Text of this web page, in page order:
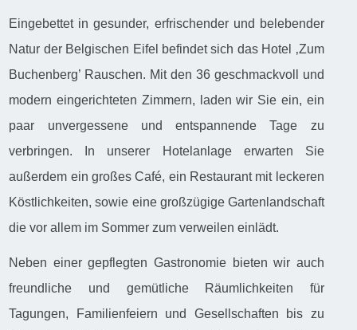
Eingebettet in gesunder, erfrischender und belebender
Natur der Belgischen Eifel befindet sich das Hotel ‚Zum
Buchenberg’ Rauschen. Mit den 36 geschmackvoll und
modern eingerichteten Zimmern, laden wir Sie ein, ein
paar unvergessene und entspannende Tage zu
verbringen. In unserer Hotelanlage erwarten Sie
außerdem ein großes Café, ein Restaurant mit leckeren
Köstlichkeiten, sowie eine großzügige Gartenlandschaft
die vor allem im Sommer zum verweilen einlädt.
Neben einer gepflegten Gastronomie bieten wir auch
freundliche und gemütliche Räumlichkeiten für
Tagungen, Familienfeiern und Gesellschaften bis zu